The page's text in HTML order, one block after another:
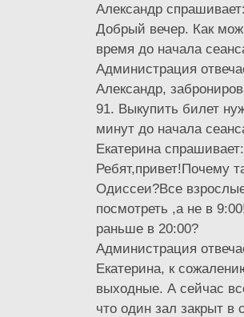
Александр спрашивает:
Добрый вечер. Как
время до начала
Администрация
Александр,
91. Выкупить билет
минут до начала
Екатерина спрашивает:
Ребят,привет!Почему
Одиссеи?Все
посмотреть ,а не в
раньше в 20:00?
Администрация
Екатерина, к
выходные. А сейчас
что один зал закрыт в